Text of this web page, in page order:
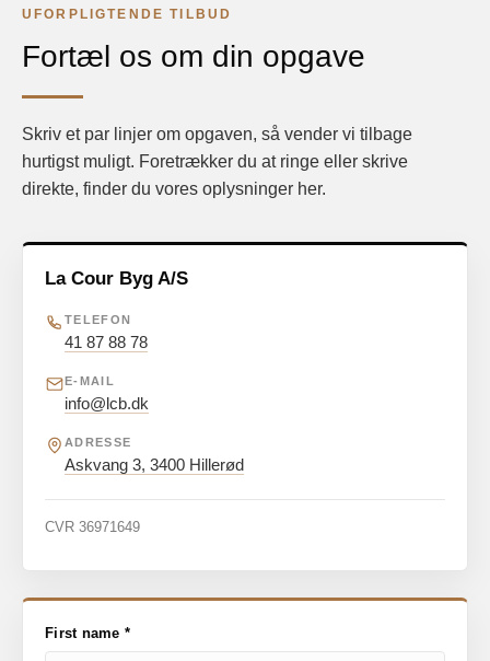
UFORPLIGTENDE TILBUD
Fortæl os om din opgave
Skriv et par linjer om opgaven, så vender vi tilbage
hurtigst muligt. Foretrækker du at ringe eller skrive
direkte, finder du vores oplysninger her.
La Cour Byg A/S
TELEFON
41 87 88 78
E-MAIL
info@lcb.dk
ADRESSE
Askvang 3, 3400 Hillerød
CVR 36971649
First name *